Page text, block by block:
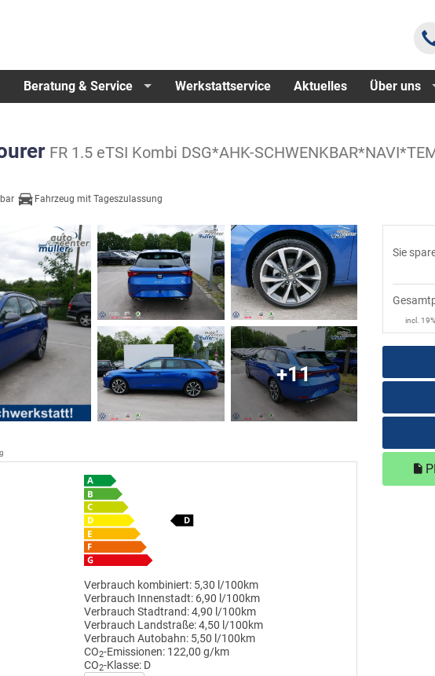
Beratung & Service Werkstattservice Aktuelles Über uns
FR 1.5 eTSI Kombi DSG*AHK-
Fahrzeug mit Tageszulassung
Sie
incl.
+11
Verbrauch kombiniert: 5,30 l/100km
Verbrauch Innenstadt: 6,90 l/100km
Verbrauch Stadtrand:4,90 l/100km
Verbrauch Landstraße:4,50 l/100km
Verbrauch Autobahn: 5,50 l/100km
CO2-Emissionen: 122,00 g/km
CO2-Klasse: D